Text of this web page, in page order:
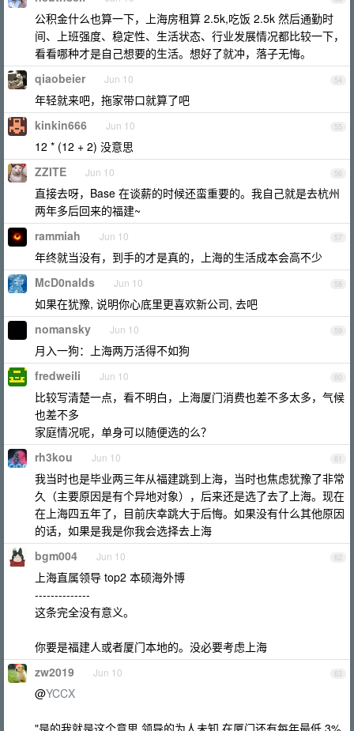
公积金什么也算一下，上海房租算 2.5k,吃饭 2.5k 然后通勤时
间、上班强度、稳定性、生活状态、行业发展情况都比较一下，
看看哪种才是自己想要的生活。想好了就冲，落子无悔。
54
qiaobeier Jun 10
年轻就来吧，拖家带口就算了吧
55
kinkin666 Jun 10
12 * (12 + 2) 没意思
56
ZZITE Jun 10
直接去呀，Base 在谈薪的时候还蛮重要的。我自己就是去杭州
两年多后回来的福建~
57
rammiah Jun 10
年终就当没有，到手的才是真的，上海的生活成本会高不少
58
McD0nalds Jun 10
如果在犹豫, 说明你心底里更喜欢新公司, 去吧
59
nomansky Jun 10
月入一狗：上海两万活得不如狗
60
fredweili Jun 10
比较写清楚一点，看不明白，上海厦门消费也差不多太多，气候
也差不多
家庭情况呢，单身可以随便选的么？
61
rh3kou Jun 10
我当时也是毕业两三年从福建跳到上海，当时也焦虑犹豫了非常
久（主要原因是有个异地对象），后来还是选了去了上海。现在
在上海四五年了，目前庆幸跳大于后悔。如果没有什么其他原因
的话，如果是我是你我会选择去上海
62
bgm004 Jun 10
上海直属领导 top2 本硕海外博
--------------
这条完全没有意义。
你要是福建人或者厦门本地的。没必要考虑上海
63
zw2019 Jun 10
@YCCX
"是的我就是这个意思,领导的为人未知,在厦门还有每年最低 3%